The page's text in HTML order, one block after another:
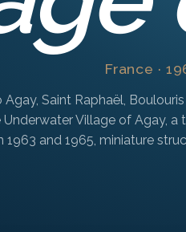
France ·
Saint Raphaël,
Underwater Village of Agay,
1963 and 1965, miniature